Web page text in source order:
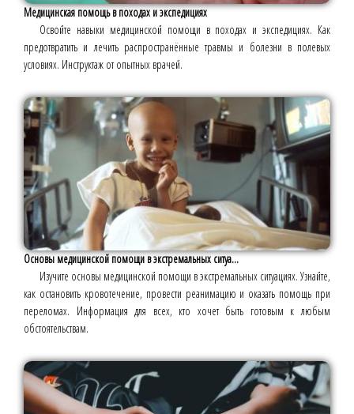
Медицинская помощь в походах и экспедициях
Освойте навыки медицинской помощи в походах и экспедициях. Как
предотвратить и лечить распространённые травмы и болезни в полевых
условиях. Инструктаж от опытных врачей.
Основы медицинской помощи в экстремальных ситуа...
Изучите основы медицинской помощи в экстремальных ситуациях. Узнайте,
как остановить кровотечение, провести реанимацию и оказать помощь при
переломах. Информация для всех, кто хочет быть готовым к любым
обстоятельствам.